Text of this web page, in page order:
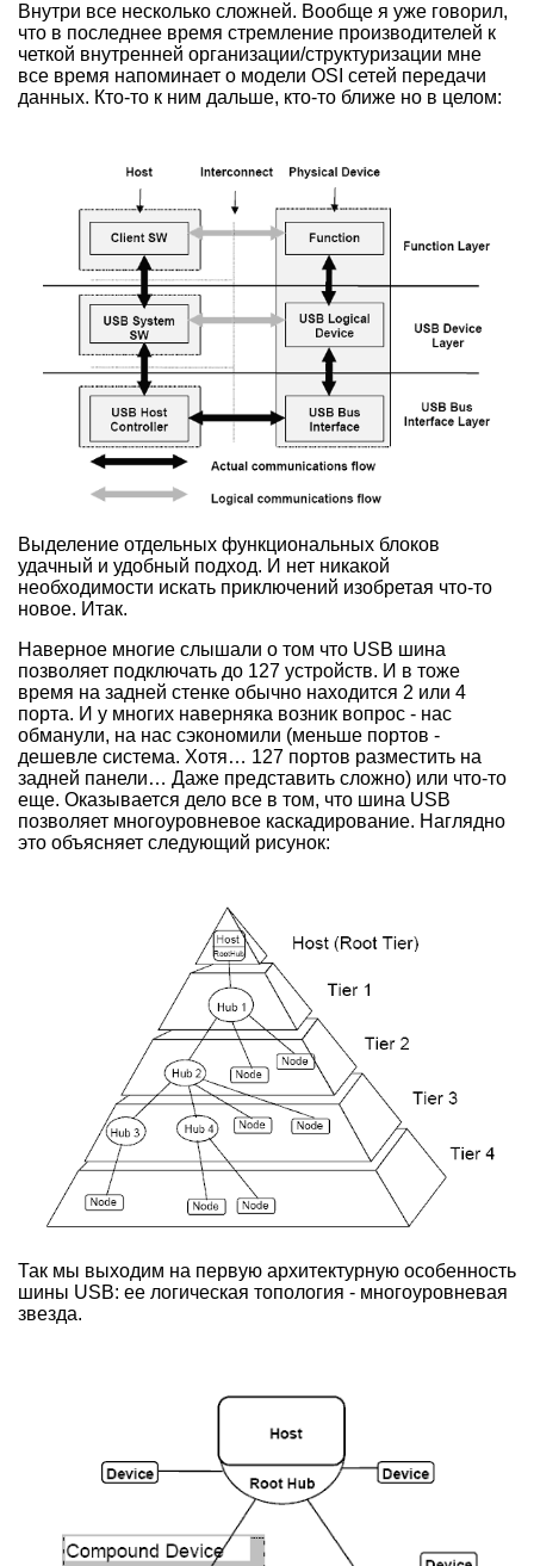
Внутри все несколько сложней. Вообще я уже говорил,
что в последнее время стремление производителей к
четкой внутренней организации/структуризации мне
все время напоминает о модели OSI сетей передачи
данных. Кто-то к ним дальше, кто-то ближе но в целом:
Выделение отдельных функциональных блоков
удачный и удобный подход. И нет никакой
необходимости искать приключений изобретая что-то
новое. Итак.
Наверное многие слышали о том что USB шина
позволяет подключать до 127 устройств. И в тоже
время на задней стенке обычно находится 2 или 4
порта. И у многих наверняка возник вопрос - нас
обманули, на нас сэкономили (меньше портов -
дешевле система. Хотя… 127 портов разместить на
задней панели… Даже представить сложно) или что-то
еще. Оказывается дело все в том, что шина USB
позволяет многоуровневое каскадирование. Наглядно
это объясняет следующий рисунок:
Так мы выходим на первую архитектурную особенность
шины USB: ее логическая топология - многоуровневая
звезда.